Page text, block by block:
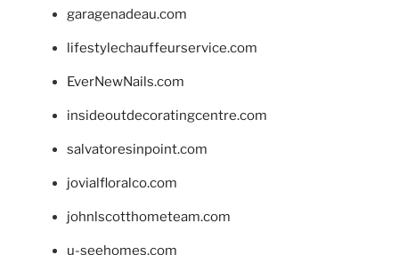
garagenadeau.com
lifestylechauffeurservice.com
EverNewNails.com
insideoutdecoratingcentre.com
salvatoresinpoint.com
jovialfloralco.com
johnlscotthometeam.com
u-seehomes.com